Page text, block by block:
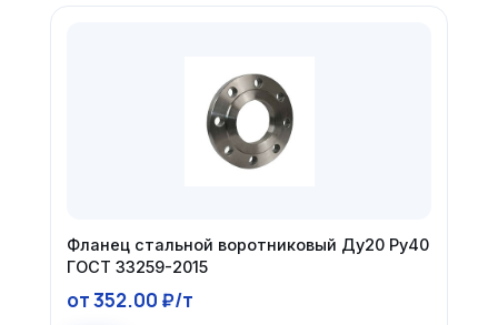
Фланец стальной воротниковый Ду20 Ру40
ГОСТ 33259-2015
от 352.00 ₽/т